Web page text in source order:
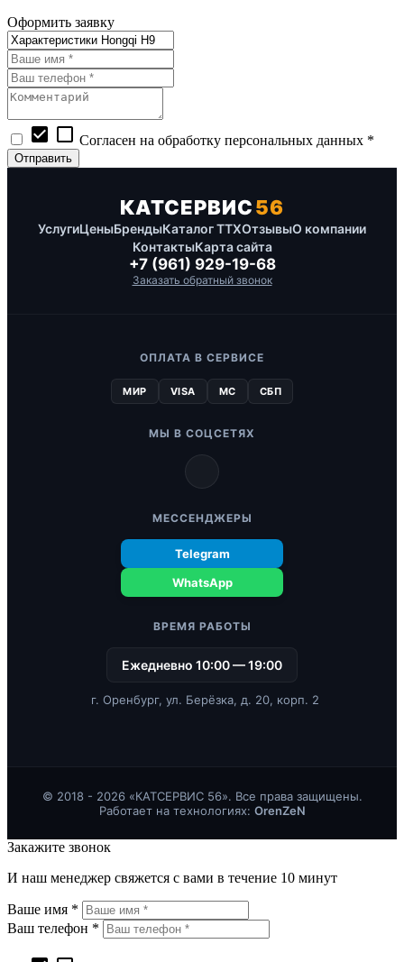
Оформить заявку
check_box check_box_outline_blank Согласен на обработку персональных данных *
КАТСЕРВИС56
УслугиЦеныБрендыКаталог ТТХОтзывыО компании
КонтактыКарта сайта
+7 (961) 929-19-68
Заказать обратный звонок
ОПЛАТА В СЕРВИСЕ
МИР VISA MC СБП
МЫ В СОЦСЕТЯХ
МЕССЕНДЖЕРЫ
Telegram
WhatsApp
ВРЕМЯ РАБОТЫ
Ежедневно 10:00 — 19:00
г. Оренбург, ул. Берёзка, д. 20, корп. 2
© 2018 - 2026 «КАТСЕРВИС 56». Все права защищены.
Работает на технологиях: OrenZeN
Закажите звонок
И наш менеджер свяжется с вами в течение 10 минут
Ваше имя *
Ваш телефон *